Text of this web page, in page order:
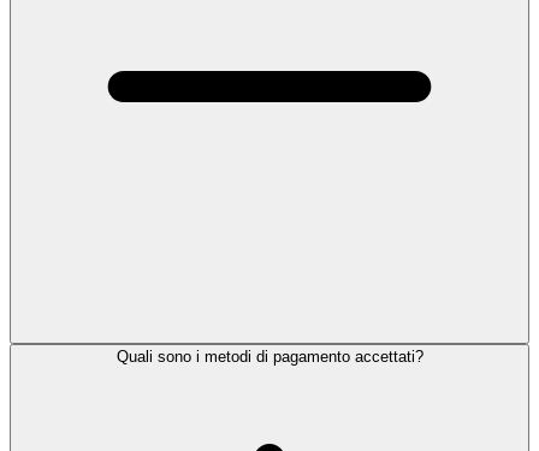
Quali sono i metodi di pagamento accettati?